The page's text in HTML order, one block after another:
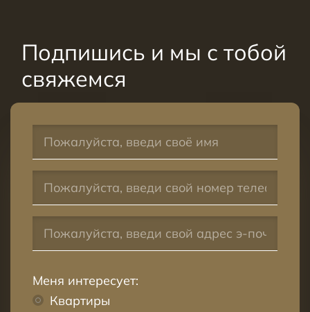
Подпишись и мы с тобой
свяжемся
Меня интересует:
Квартиры